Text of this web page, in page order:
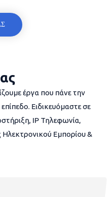
έργα που πάνε την
Ειδικευόμαστε σε
IP Τηλεφωνία,
Ηλεκτρονικού Εμπορίου &